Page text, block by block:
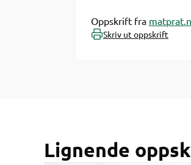
Oppskrift fra
Skriv ut oppskrift
Lignende